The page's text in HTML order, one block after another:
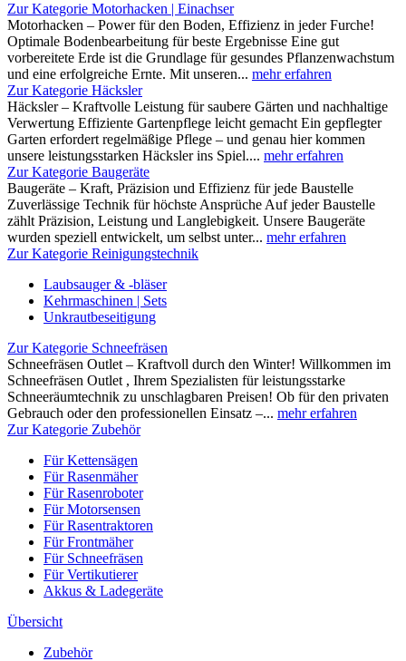
Zur Kategorie Motorhacken | Einachser
Motorhacken – Power für den Boden, Effizienz in jeder Furche!
Optimale Bodenbearbeitung für beste Ergebnisse Eine gut
vorbereitete Erde ist die Grundlage für gesundes Pflanzenwachstum
und eine erfolgreiche Ernte. Mit unseren... mehr erfahren
Zur Kategorie Häcksler
Häcksler – Kraftvolle Leistung für saubere Gärten und nachhaltige
Verwertung Effiziente Gartenpflege leicht gemacht Ein gepflegter
Garten erfordert regelmäßige Pflege – und genau hier kommen
unsere leistungsstarken Häcksler ins Spiel.... mehr erfahren
Zur Kategorie Baugeräte
Baugeräte – Kraft, Präzision und Effizienz für jede Baustelle
Zuverlässige Technik für höchste Ansprüche Auf jeder Baustelle
zählt Präzision, Leistung und Langlebigkeit. Unsere Baugeräte
wurden speziell entwickelt, um selbst unter... mehr erfahren
Zur Kategorie Reinigungstechnik
Laubsauger & -bläser
Kehrmaschinen | Sets
Unkrautbeseitigung
Zur Kategorie Schneefräsen
Schneefräsen Outlet – Kraftvoll durch den Winter! Willkommen im
Schneefräsen Outlet , Ihrem Spezialisten für leistungsstarke
Schneeräumtechnik zu unschlagbaren Preisen! Ob für den privaten
Gebrauch oder den professionellen Einsatz –... mehr erfahren
Zur Kategorie Zubehör
Für Kettensägen
Für Rasenmäher
Für Rasenroboter
Für Motorsensen
Für Rasentraktoren
Für Frontmäher
Für Schneefräsen
Für Vertikutierer
Akkus & Ladegeräte
Übersicht
Zubehör